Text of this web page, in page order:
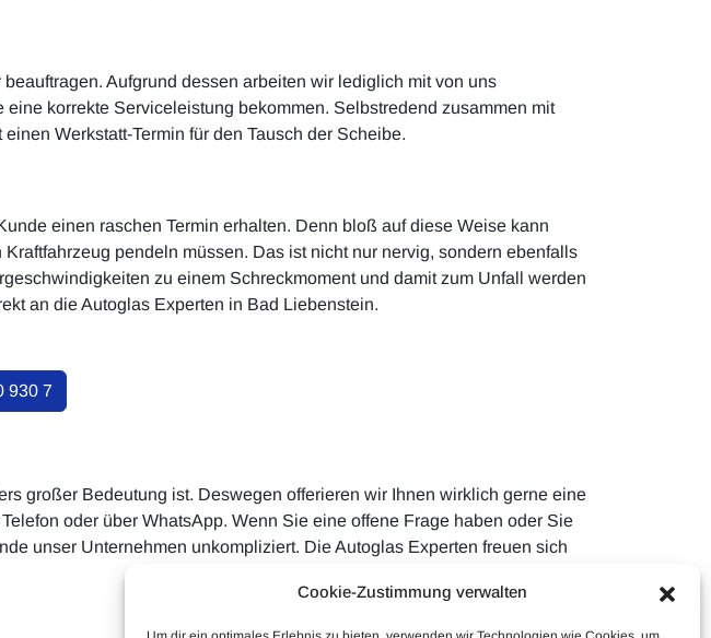
Cookie-Zustimmung verwalten
Aufgrund dessen arbeiten wir lediglich mit von uns
korrekte Serviceleistung bekommen. Selbstredend zusammen mit
Werkstatt-Termin für den Tausch der Scheibe.
einen raschen Termin erhalten. Denn bloß auf diese Weise kann
pendeln müssen. Das ist nicht nur nervig, sondern ebenfalls
zu einem Schreckmoment und damit zum Unfall werden
an die Autoglas Experten in Bad Liebenstein.
930 7
großer Bedeutung ist. Deswegen offerieren wir Ihnen wirklich gerne eine
oder über WhatsApp. Wenn Sie eine offene Frage haben oder Sie
unser Unternehmen unkompliziert. Die Autoglas Experten freuen sich